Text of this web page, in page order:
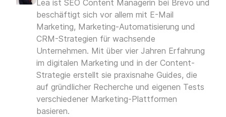
bestimmte
Domains blockierst
wie Spam-Beschwerden
oder technische Fehler
Lea ist SEO Content Managerin bei Brevo und
beschäftigt sich vor allem mit E-Mail
Marketing, Marketing-Automatisierung und
CRM-Strategien für wachsende
Unternehmen. Mit über vier Jahren Erfahrung
im digitalen Marketing und in der Content-
Strategie erstellt sie praxisnahe Guides, die
auf gründlicher Recherche und eigenen Tests
verschiedener Marketing-Plattformen
basieren.